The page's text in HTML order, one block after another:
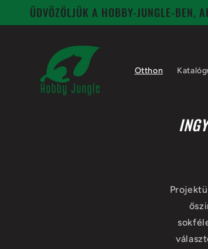
Ugrás a
tartalomhoz
ÜDVÖZÖLJÜK A HOBBY-JUNGLE-BEN,
Otthon